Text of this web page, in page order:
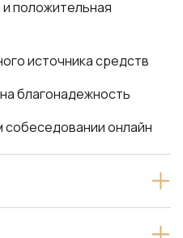
благонадежность
онлайн